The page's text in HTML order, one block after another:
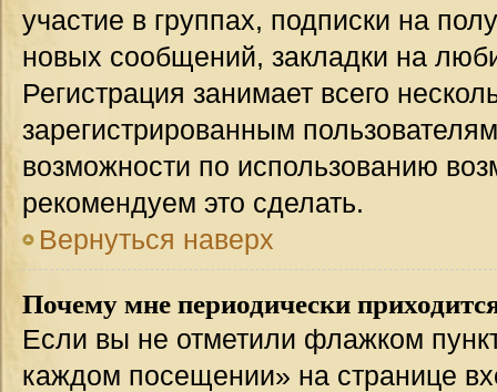
участие в группах, подписки на
новых сообщений, закладки на
Регистрация занимает всего
зарегистрированным
возможности по использованию
рекомендуем это сделать.
Вернуться наверх
Почему мне периодически
Если вы не отметили флажком
каждом посещении» на странице